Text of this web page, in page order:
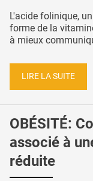
L'acide folinique,
forme de la
à mieux
LIRE LA SUITE
OBÉSITÉ:
associé à
réduite